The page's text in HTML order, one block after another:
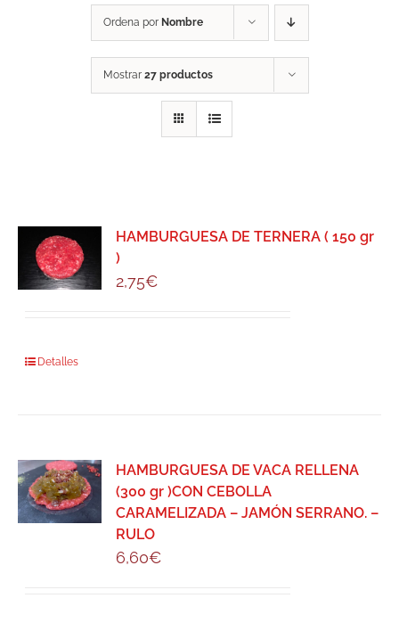
Ordena por Nombre
Mostrar 27 productos
HAMBURGUESA DE TERNERA ( 150 gr
)
2,75€
Detalles
HAMBURGUESA DE VACA RELLENA
(300 gr )CON CEBOLLA
CARAMELIZADA – JAMÓN SERRANO. –
RULO
6,60€